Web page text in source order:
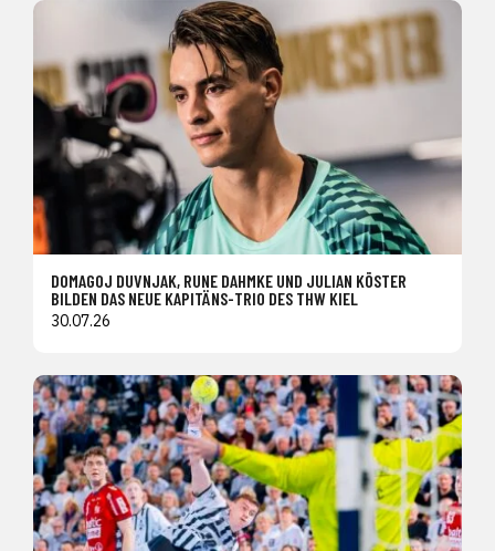
DOMAGOJ DUVNJAK, RUNE DAHMKE UND JULIAN KÖSTER
BILDEN DAS NEUE KAPITÄNS-TRIO DES THW KIEL
30.07.26